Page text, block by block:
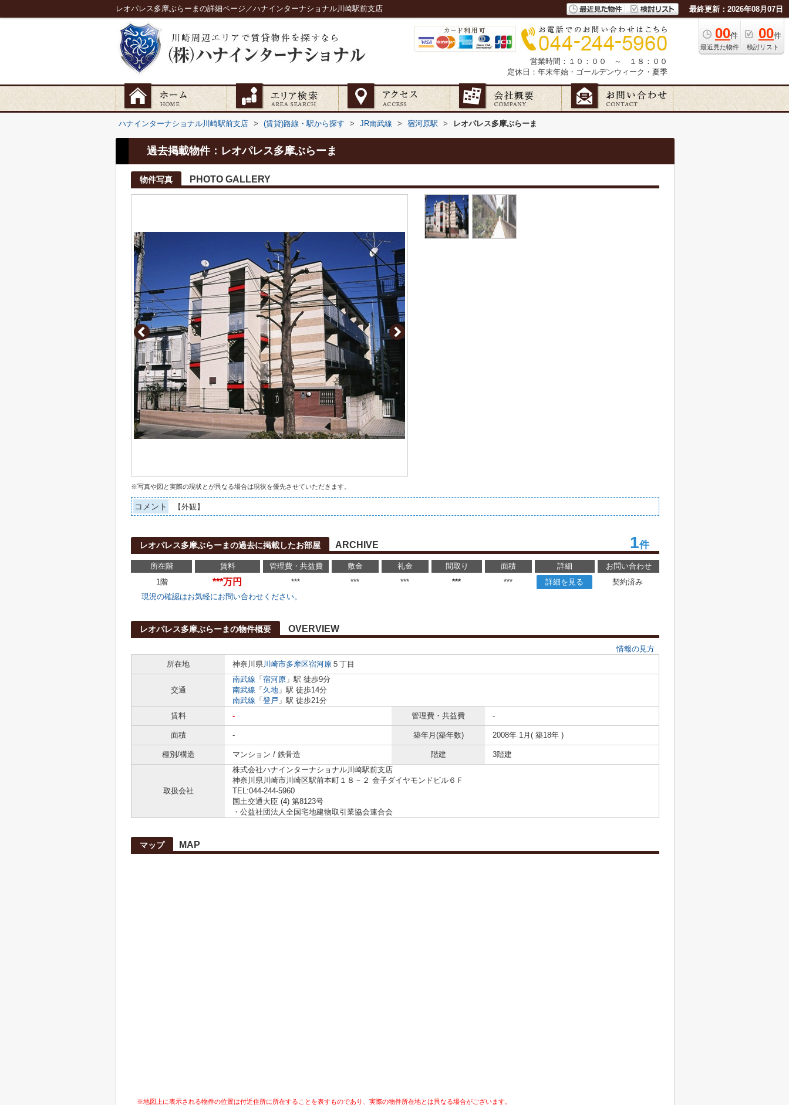
レオパレス多摩ぶらーまの詳細ページ／ハナインターナショナル川崎駅前支店 最終更新：2026年08月07日
00件
最近見た物件
00件
検討リスト
営業時間：１０：００ ～ １８：００
定休日：年末年始・ゴールデンウィーク・夏季
ハナインターナショナル川崎駅前支店 > (賃貸)路線・駅から探す > JR南武線 > 宿河原駅 > レオパレス多摩ぶらーま
過去掲載物件：レオパレス多摩ぶらーま
物件写真 PHOTO GALLERY
※写真や図と実際の現状とが異なる場合は現状を優先させていただきます。
コメント 【外観】
レオパレス多摩ぶらーまの過去に掲載したお部屋 ARCHIVE 1件
所在階 賃料 管理費・共益費 敷金 礼金 間取り 面積 詳細
お問い合わせ
1階
***万円 *** *** *** *** *** 詳細を見る
契約済み
現況の確認はお気軽にお問い合わせください。
レオパレス多摩ぶらーまの物件概要 OVERVIEW
情報の見方
所在地
神奈川県川崎市多摩区宿河原 ５丁目
交通
南武線 「 宿河原 」駅 徒歩9分
南武線 「 久地 」駅 徒歩14分
南武線 「 登戸 」駅 徒歩21分
賃料
- 管理費・共益費 -
面積 - 築年月(築年数) 2008年 1月( 築18年 )
種別/構造 マンション / 鉄骨造 階建 3階建
取扱会社
株式会社ハナインターナショナル川崎駅前支店
神奈川県川崎市川崎区駅前本町１８－２ 金子ダイヤモンドビル６Ｆ
TEL:044-244-5960
国土交通大臣 (4) 第8123号
・公益社団法人全国宅地建物取引業協会連合会
マップ MAP
※地図上に表示される物件の位置は付近住所に所在することを表すものであり、実際の物件所在地とは異なる場合がございます。